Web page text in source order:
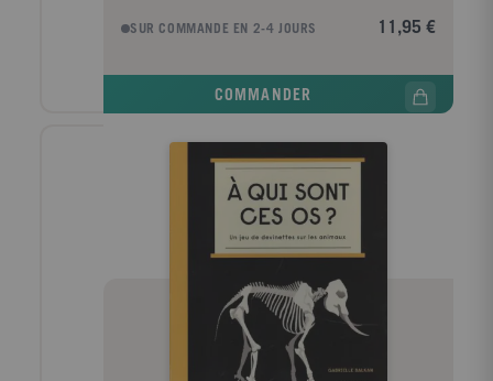
SUR COMMANDE EN 2-4 JOURS 11,95 €
COMMANDER